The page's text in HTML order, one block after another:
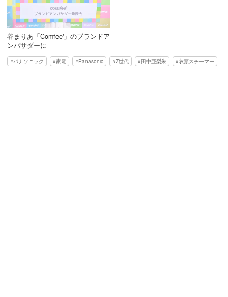
谷まりあ「Comfee'」のブランドア
ンバサダーに
パナソニック 家電 Panasonic Z世代 田中亜梨朱 衣類スチーマー